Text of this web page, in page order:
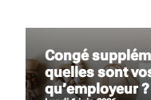
Congé
quelles sont
qu’employeur ?